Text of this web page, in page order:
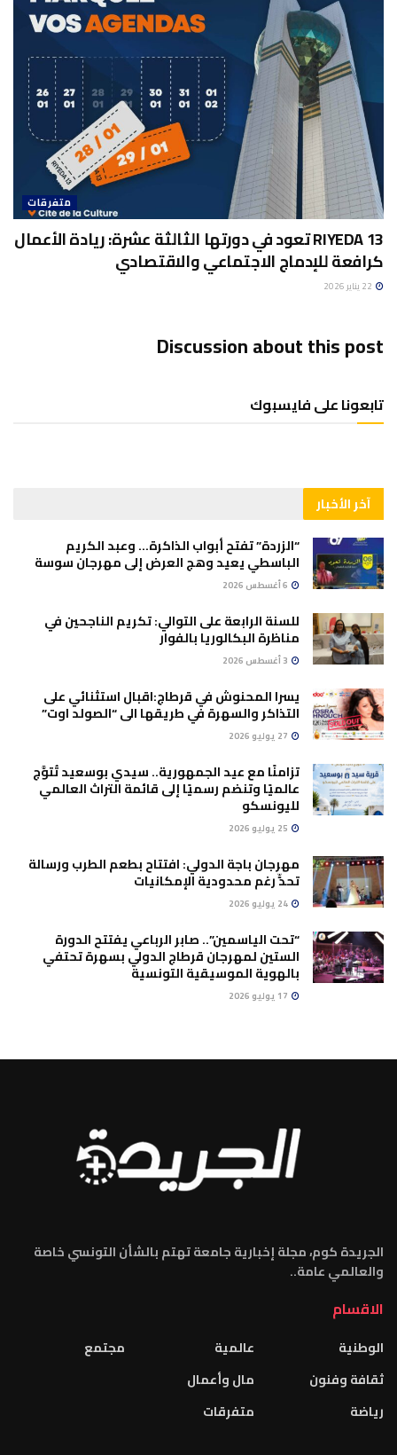
متفرقات
RIYEDA 13 تعود في دورتها الثالثة عشرة: ريادة الأعمال
كرافعة للإدماج الاجتماعي والاقتصادي
Discussion about this post
تابعونا على فايسبوك
آخر الأخبار
“الزردة” تفتح أبواب الذاكرة… وعبد الكريم
الباسطي يعيد وهج العرض إلى مهرجان سوسة
للسنة الرابعة على التوالي: تكريم الناجحين في
مناظرة البكالوريا بالفوار
يسرا المحنوش في قرطاج:اقبال استثنائي على
التذاكر والسهرة في طريقها الى “الصولد اوت”
تزامنًا مع عيد الجمهورية.. سيدي بوسعيد تُتوَّج
عالميًا وتنضم رسميًا إلى قائمة التراث العالمي
لليونسكو
مهرجان باجة الدولي: افتتاح بطعم الطرب ورسالة
تحدٍّ رغم محدودية الإمكانيات
“تحت الياسمين”.. صابر الرباعي يفتتح الدورة
الستين لمهرجان قرطاج الدولي بسهرة تحتفي
بالهوية الموسيقية التونسية
الجريدة كوم، مجلة إخبارية جامعة تهتم بالشأن التونسي خاصة
والعالمي عامة..
الاقسام
الوطنية
ثقافة وفنون
رياضة
عالمية
مال وأعمال
متفرقات
مجتمع